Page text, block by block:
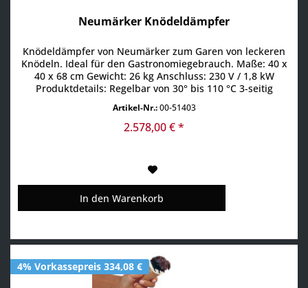
Neumärker Knödeldämpfer
Knödeldämpfer von Neumärker zum Garen von leckeren
Knödeln. Ideal für den Gastronomiegebrauch. Maße: 40 x
40 x 68 cm Gewicht: 26 kg Anschluss: 230 V / 1,8 kW
Produktdetails: Regelbar von 30° bis 110 °C 3-seitig
Anschluss benötigt Wasserablaufhahn 5 gelochte
Zwischenböden für ca. 25 Knödel Aufheizzeit ca. 10 Min.
Artikel-Nr.:00-51403
2.578,00 € *
In den Warenkorb
4% Vorkassepreis 334,08 €